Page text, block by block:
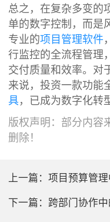
总之，在复杂多变的
单的数字控制，而是
专业的项目管理软件
行监控的全流程管理
交付质量和效率。对
来说，投资一款功能
具 ，已成为数字化转
版权声明：部分内容
删除！
上一篇：项目预算管
下一篇： 跨部门协作中的项